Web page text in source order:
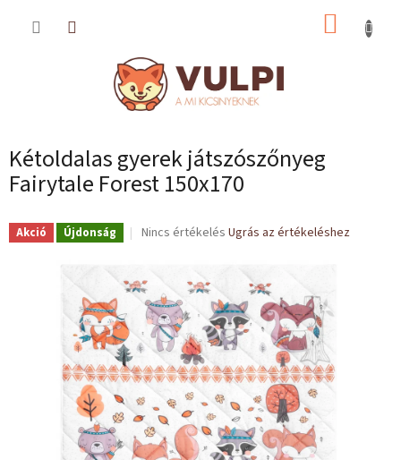
KOSÁR
Kétoldalas gyerek játszószőnyeg
Fairytale Forest 150x170
Akció Újdonság
A
értékelése
5-
ből
0,0
csillag.
Nincs értékelés Ugrás az értékeléshez